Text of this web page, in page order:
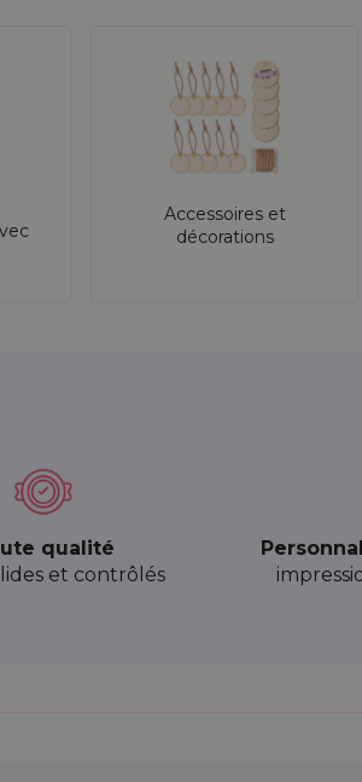
Accessoires et
décorations
qualité
et contrôlés